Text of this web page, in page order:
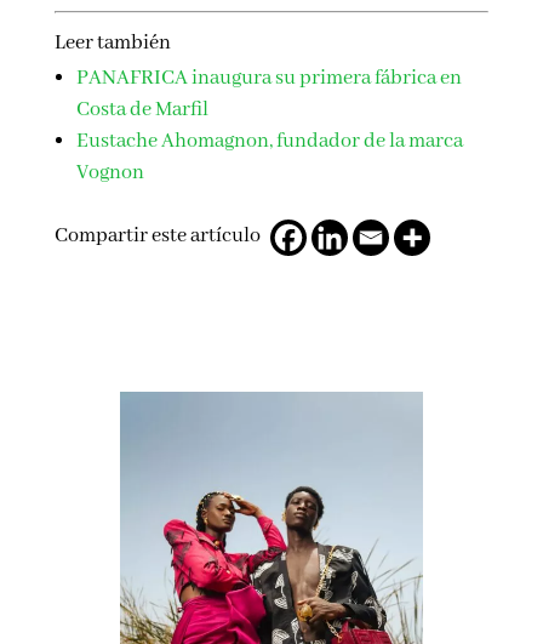
Leer también
PANAFRICA inaugura su primera fábrica en
Costa de Marfil
Eustache Ahomagnon, fundador de la marca
Vognon
Compartir este artículo